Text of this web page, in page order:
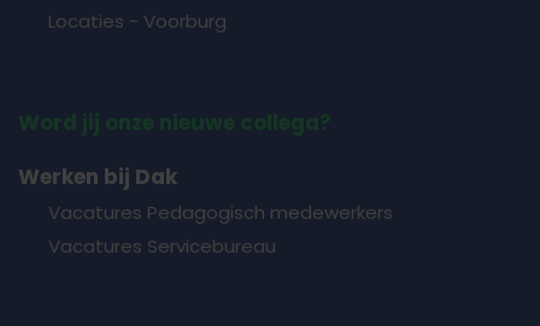
Locaties - Voorburg
Word jij onze nieuwe collega?
Werken bij Dak
Vacatures Pedagogisch medewerkers
Vacatures Servicebureau